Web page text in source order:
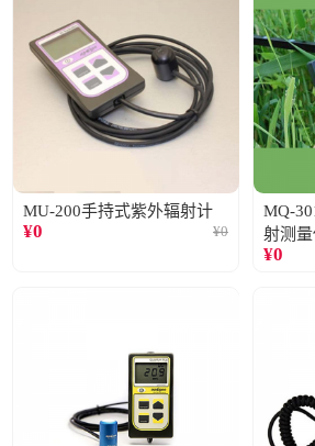
MU-200手持式紫外辐射计
¥0 ¥0
MQ-
射测量
¥0